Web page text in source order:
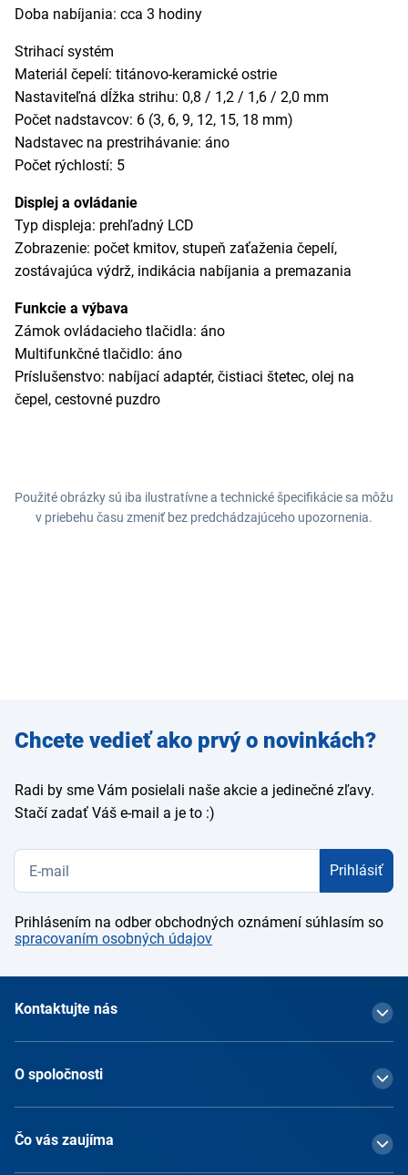
Doba nabíjania: cca 3 hodiny
Strihací systém
Materiál čepelí: titánovo-keramické ostrie
Nastaviteľná dĺžka strihu: 0,8 / 1,2 / 1,6 / 2,0 mm
Počet nadstavcov: 6 (3, 6, 9, 12, 15, 18 mm)
Nadstavec na prestrihávanie: áno
Počet rýchlostí: 5
Displej a ovládanie
Typ displeja: prehľadný LCD
Zobrazenie: počet kmitov, stupeň zaťaženia čepelí,
zostávajúca výdrž, indikácia nabíjania a premazania
Funkcie a výbava
Zámok ovládacieho tlačidla: áno
Multifunkčné tlačidlo: áno
Príslušenstvo: nabíjací adaptér, čistiaci štetec, olej na
čepel, cestovné puzdro
Použité obrázky sú iba ilustratívne a technické špecifikácie sa môžu
v priebehu času zmeniť bez predchádzajúceho upozornenia.
Zadajte
e-mail
Chcete vedieť ako prvý o novinkách?
Radi by sme Vám posielali naše akcie a jedinečné zľavy.
Stačí zadať Váš e-mail a je to :)
Prihlásiť
Prihlásením na odber obchodných oznámení súhlasím so
spracovaním osobných údajov
Kontaktujte nás
O spoločnosti
Čo vás zaujíma